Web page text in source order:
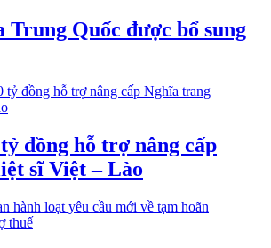
Trung Quốc được bổ sung
đồng hỗ trợ nâng cấp
sĩ Việt – Lào